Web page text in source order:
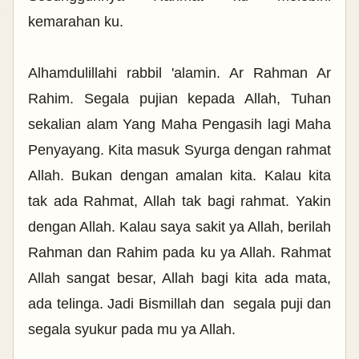
kemarahan ku.
Alhamdulillahi rabbil 'alamin. Ar Rahman Ar
Rahim. Segala pujian kepada Allah, Tuhan
sekalian alam Yang Maha Pengasih lagi Maha
Penyayang. Kita masuk Syurga dengan rahmat
Allah. Bukan dengan amalan kita. Kalau kita
tak ada Rahmat, Allah tak bagi rahmat. Yakin
dengan Allah. Kalau saya sakit ya Allah, berilah
Rahman dan Rahim pada ku ya Allah. Rahmat
Allah sangat besar, Allah bagi kita ada mata,
ada telinga. Jadi Bismillah dan segala puji dan
segala syukur pada mu ya Allah.